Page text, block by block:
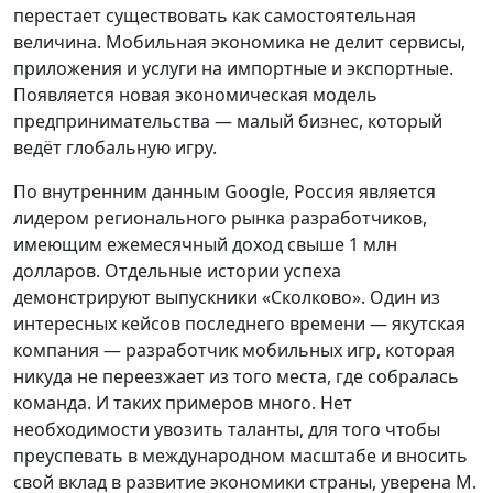
перестает существовать как самостоятельная
величина. Мобильная экономика не делит сервисы,
приложения и услуги на импортные и экспортные.
Появляется новая экономическая модель
предпринимательства — малый бизнес, который
ведёт глобальную игру.
По внутренним данным Google, Россия является
лидером регионального рынка разработчиков,
имеющим ежемесячный доход свыше 1 млн
долларов. Отдельные истории успеха
демонстрируют выпускники «Сколково». Один из
интересных кейсов последнего времени — якутская
компания — разработчик мобильных игр, которая
никуда не переезжает из того места, где собралась
команда. И таких примеров много. Нет
необходимости увозить таланты, для того чтобы
преуспевать в международном масштабе и вносить
свой вклад в развитие экономики страны, уверена М.